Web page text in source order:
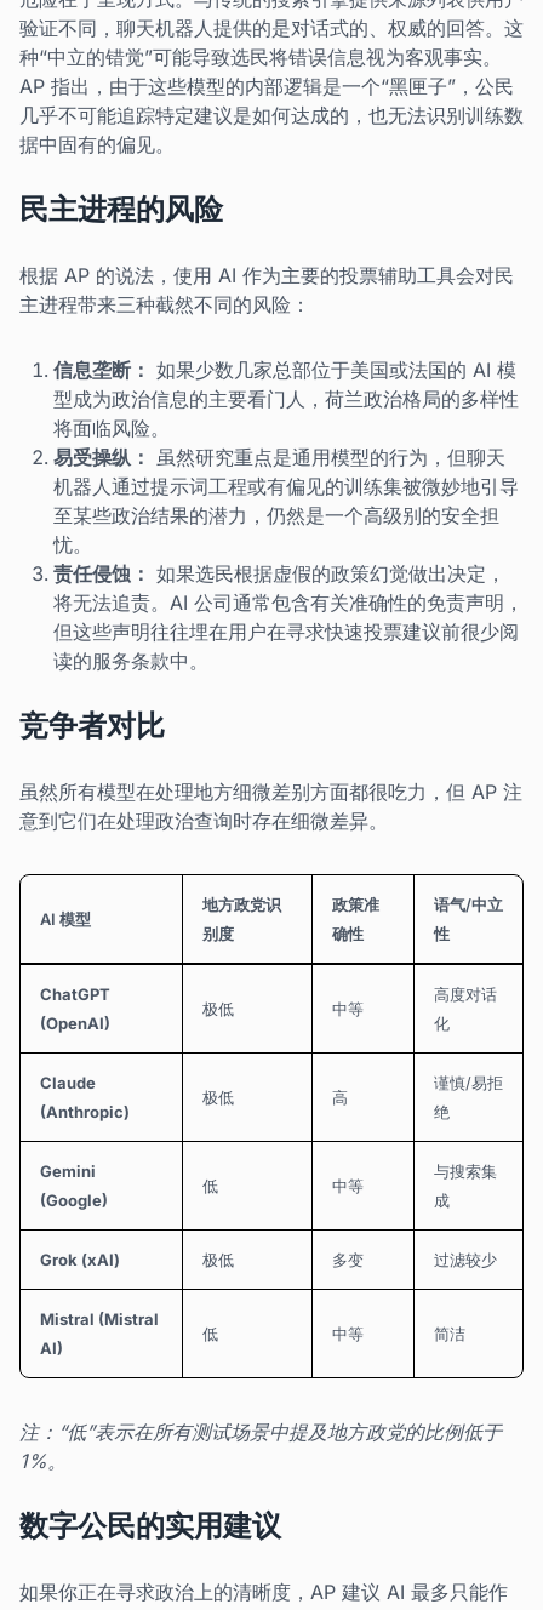
验证不同，聊天机器人提供的是对话式的、权威的回答。这
种“中立的错觉”可能导致选民将错误信息视为客观事实。
AP 指出，由于这些模型的内部逻辑是一个“黑匣子”，公民
几乎不可能追踪特定建议是如何达成的，也无法识别训练数
据中固有的偏见。
民主进程的风险
根据 AP 的说法，使用 AI 作为主要的投票辅助工具会对民
主进程带来三种截然不同的风险：
信息垄断： 如果少数几家总部位于美国或法国的 AI 模
型成为政治信息的主要看门人，荷兰政治格局的多样性
将面临风险。
易受操纵：
虽然研究重点是通用模型的行为，但聊天
机器人通过提示词工程或有偏见的训练集被微妙地引导
至某些政治结果的潜力，仍然是一个高级别的安全担
忧。
责任侵蚀： 如果选民根据虚假的政策幻觉做出决定，
将无法追责。AI 公司通常包含有关准确性的免责声明，
但这些声明往往埋在用户在寻求快速投票建议前很少阅
读的服务条款中。
竞争者对比
虽然所有模型在处理地方细微差别方面都很吃力，但 AP 注
意到它们在处理政治查询时存在细微差异。
AI 模型
地方政党识
别度
政策准
确性
语气/中立
性
ChatGPT
(OpenAI)
极低 中等
高度对话
化
Claude
(Anthropic)
极低 高
谨慎/易拒
绝
Gemini
(Google)
低 中等
与搜索集
成
Grok (xAI) 极低 多变 过滤较少
Mistral (Mistral
AI)
低 中等 简洁
注：“低”表示在所有测试场景中提及地方政党的比例低于
1%。
数字公民的实用建议
如果你正在寻求政治上的清晰度，AP 建议 AI 最多只能作